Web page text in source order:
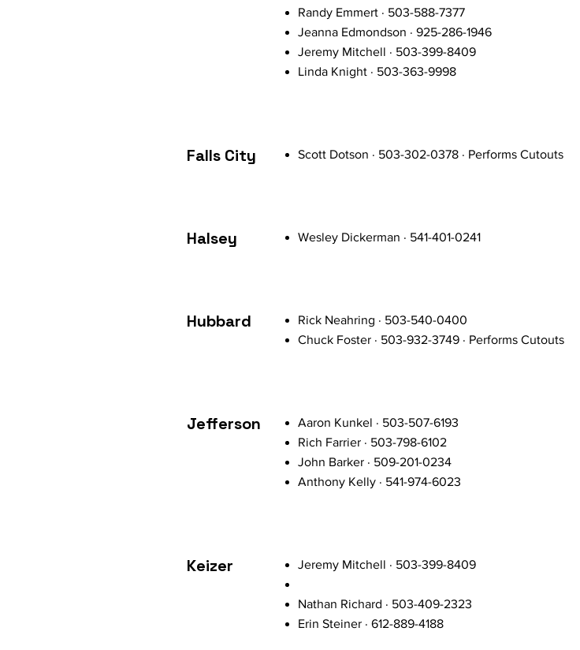
Randy Emmert · 503-588-7377
Jeanna Edmondson · 925-286-1946
Jeremy Mitchell · 503-399-8409
Linda Knight · 503-363-9998
Falls City Scott Dotson · 503-302-0378 · Performs Cutouts
Halsey Wesley Dickerman · 541-401-0241
Hubbard
Rick Neahring · 503-540-0400
Chuck Foster · 503-932-3749 · Performs Cutouts
Jefferson
Aaron Kunkel · 503-507-6193
Rich Farrier · 503-798-6102
John Barker · 509-201-0234
Anthony Kelly · 541-974-6023
Keizer Jeremy Mitchell · 503-399-8409
Nathan Richard · 503-409-2323
Erin Steiner · 612-889-4188